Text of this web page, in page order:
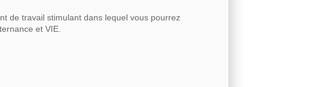
de travail stimulant dans lequel vous pourrez
et VIE.